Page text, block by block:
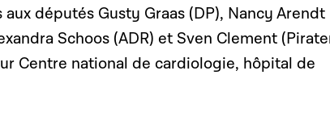
députés Gusty Graas (DP), Nancy Arendt
Schoos (ADR) et Sven Clement
Centre national de cardiologie, hôpital de